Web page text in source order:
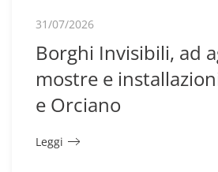
31/07/2026
Borghi Invisibili, ad
mostre e
e Orciano
Leggi